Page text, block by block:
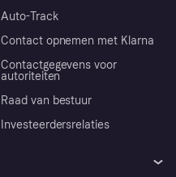
Auto-Track
Contact opnemen met Klarna
Contactgegevens voor
autoriteiten
Raad van bestuur
Investeerdersrelaties